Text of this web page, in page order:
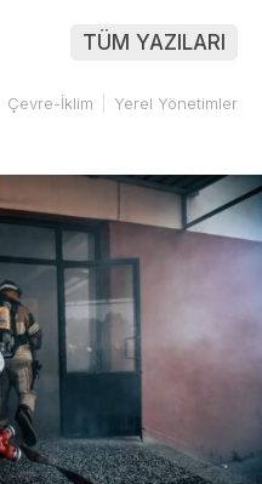
TÜM YAZILARI
Çevre-İklim Yerel Yönetimler